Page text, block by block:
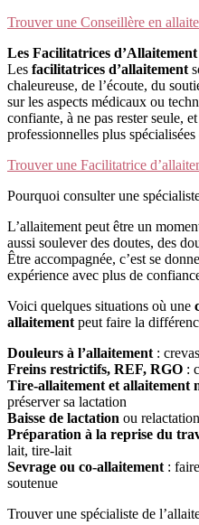
Trouver une Conseillère en
Les Facilitatrices d’Allaitement
Les facilitatrices d’allaitement
chaleureuse, de l’écoute, du
sur les aspects médicaux ou
confiante, à ne pas rester seule,
professionnelles plus spécialisées
Trouver une Facilitatrice
Pourquoi consulter une
L’allaitement peut être un
aussi soulever des doutes, des
Être accompagnée, c’est se
expérience avec plus de
Voici quelques situations où une
allaitement peut faire la
Douleurs à l’allaitement :
Freins restrictifs, REF, RGO :
Tire-allaitement et allaitement
préserver sa lactation
Baisse de lactation ou
Préparation à la reprise du
lait, tire-lait
Sevrage ou co-allaitement :
soutenue
Trouver une spécialiste de